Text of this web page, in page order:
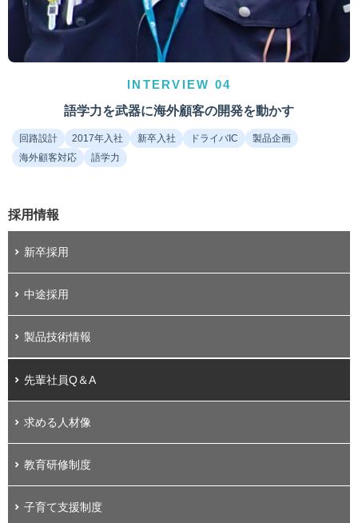
INTERVIEW 04
語学力を武器に海外顧客の開発を動かす
回路設計 2017年入社 新卒入社 ドライバIC
製品企画
海外顧客対応
語学力
採用情報
新卒採用
中途採用
製品技術情報
先輩社員Q＆A
求める人材像
教育研修制度
子育て支援制度